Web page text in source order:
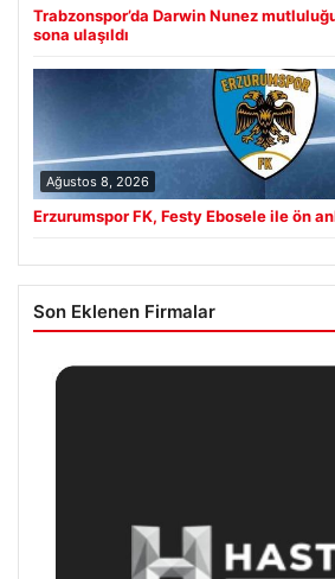
Trabzonspor’da Darwin Nunez
sona ulaşıldı
Ağustos 8, 2026
Erzurumspor FK, Festy Ebosele ile ön
Son Eklenen Firmalar